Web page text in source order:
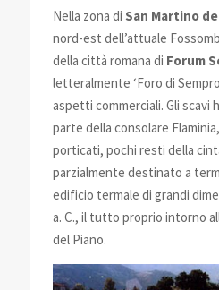
Nella zona di San Martino
nord-est dell’attuale
della città romana di Forum
letteralmente ‘Foro di
aspetti commerciali. Gli scavi
parte della consolare
porticati, pochi resti della
parzialmente destinato a
edificio termale di grandi
a. C., il tutto proprio intorno
del Piano.